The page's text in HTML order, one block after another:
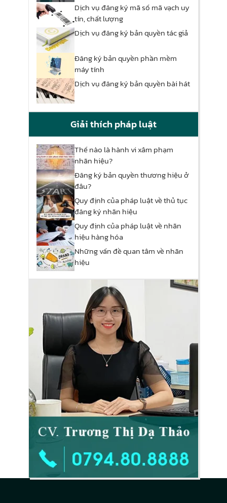
Dịch vụ đăng ký mã số mã vạch uy
tín, chất lượng
Dịch vụ đăng ký bản quyền tác giả
Đăng ký bản quyền phần mềm
máy tính
Dịch vụ đăng ký bản quyền bài hát
Giải thích pháp luật
Thế nào là hành vi xâm phạm
nhãn hiệu?
Đăng ký bản quyền thương hiệu ở
đâu?
Quy định của pháp luật về thủ tục
đăng ký nhãn hiệu
Quy định của pháp luật về nhãn
hiệu hàng hóa
Những vấn đề quan tâm về nhãn
hiệu